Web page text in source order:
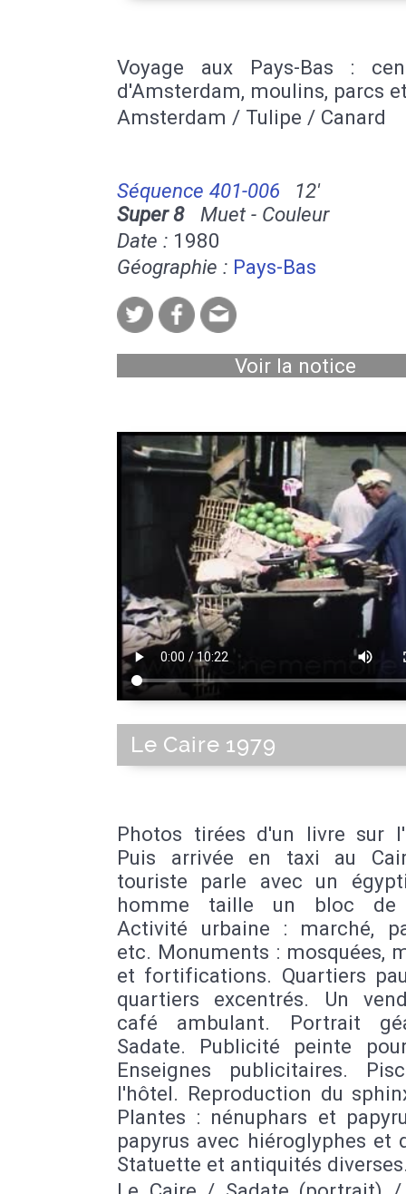
Voyage aux Pays-Bas :
d'Amsterdam, moulins, parcs
Amsterdam / Tulipe / Canard
Séquence 401-006
12'
Super 8Muet - Couleur
Date : 1980
Géographie : Pays-Bas
Voir la notice
Le Caire 1979
Photos tirées d'un livre sur
Puis arrivée en taxi au
touriste parle avec un
homme taille un bloc de
Activité urbaine : marché,
etc. Monuments : mosquées,
et fortifications. Quartiers
quartiers excentrés. Un
café ambulant. Portrait
Sadate. Publicité peinte
Enseignes publicitaires.
l'hôtel. Reproduction du
Plantes : nénuphars et
papyrus avec hiéroglyphes et
Statuette et antiquités